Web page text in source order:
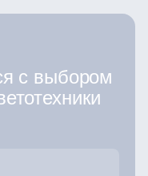
с выбором